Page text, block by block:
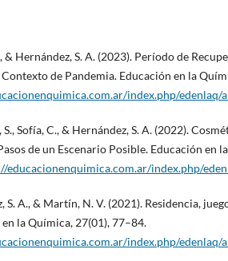
& Hernández, S. A. (2023). Período de
Contexto de Pandemia. Educación en la
index.php/
S., Sofía, C., & Hernández, S. A. (2022).
de un Escenario Posible. Educación en
educacionenquimica.com.ar/index.php/
S. A., & Martín, N. V. (2021). Residencia,
la Química, 27(01), 77–84.
index.php/